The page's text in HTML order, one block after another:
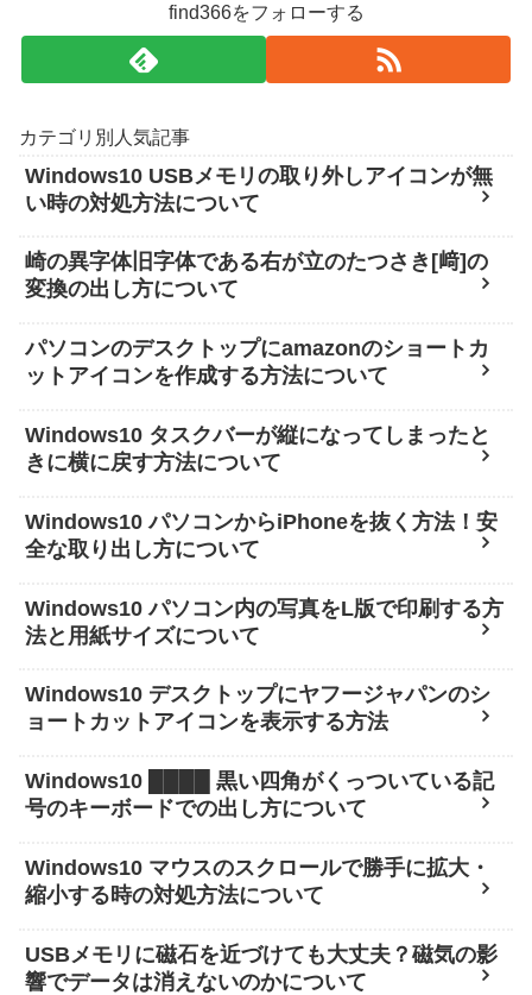
find366をフォローする
カテゴリ別人気記事
Windows10 USBメモリの取り外しアイコンが無
い時の対処方法について
崎の異字体旧字体である右が立のたつさき[﨑]の
変換の出し方について
パソコンのデスクトップにamazonのショートカ
ットアイコンを作成する方法について
Windows10 タスクバーが縦になってしまったと
きに横に戻す方法について
Windows10 パソコンからiPhoneを抜く方法！安
全な取り出し方について
Windows10 パソコン内の写真をL版で印刷する方
法と用紙サイズについて
Windows10 デスクトップにヤフージャパンのシ
ョートカットアイコンを表示する方法
Windows10 ████ 黒い四角がくっついている記
号のキーボードでの出し方について
Windows10 マウスのスクロールで勝手に拡大・
縮小する時の対処方法について
USBメモリに磁石を近づけても大丈夫？磁気の影
響でデータは消えないのかについて